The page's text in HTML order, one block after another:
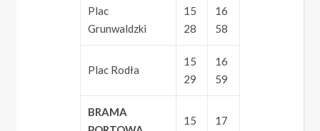
Plac
Grunwaldzki
15
28
16
58
Plac Rodła
15
29
16
59
BRAMA
15
17